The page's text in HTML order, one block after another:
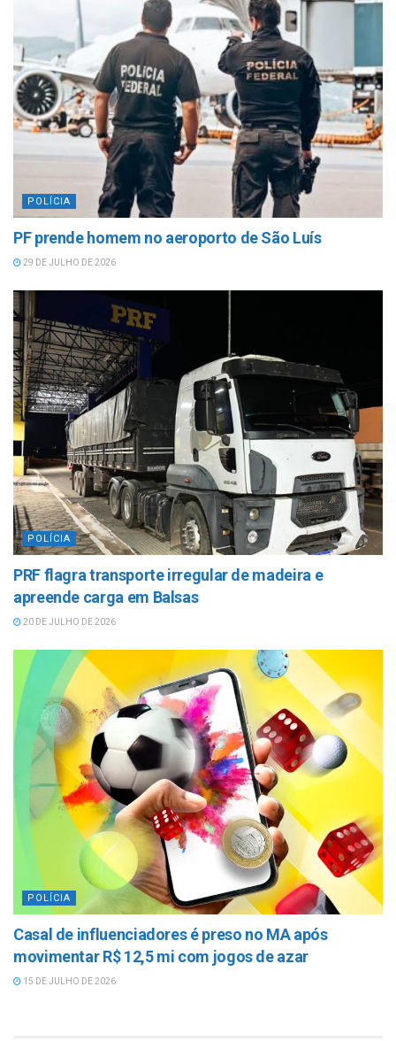
POLÍCIA
PF prende homem no aeroporto de São Luís
29 DE JULHO DE 2026
POLÍCIA
PRF flagra transporte irregular de madeira e
apreende carga em Balsas
20 DE JULHO DE 2026
POLÍCIA
Casal de influenciadores é preso no MA após
movimentar R$ 12,5 mi com jogos de azar
15 DE JULHO DE 2026